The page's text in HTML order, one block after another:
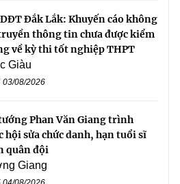
Đắk Lắk: Khuyến cáo không
thông tin chưa được kiểm
về kỳ thi tốt nghiệp THPT
Giàu
03/08/2026
Phan Văn Giang trình
hội sửa chức danh, hạn tuổi sĩ
quân đội
Giang